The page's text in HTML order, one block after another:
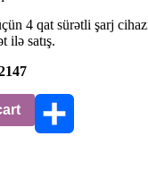
4 qat sürətli şarj
ilə satış.